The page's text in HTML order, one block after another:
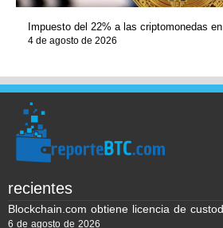
Impuesto del 22% a las criptomonedas
4 de agosto de 2026
recientes
Blockchain.com obtiene licencia de
6 de agosto de 2026